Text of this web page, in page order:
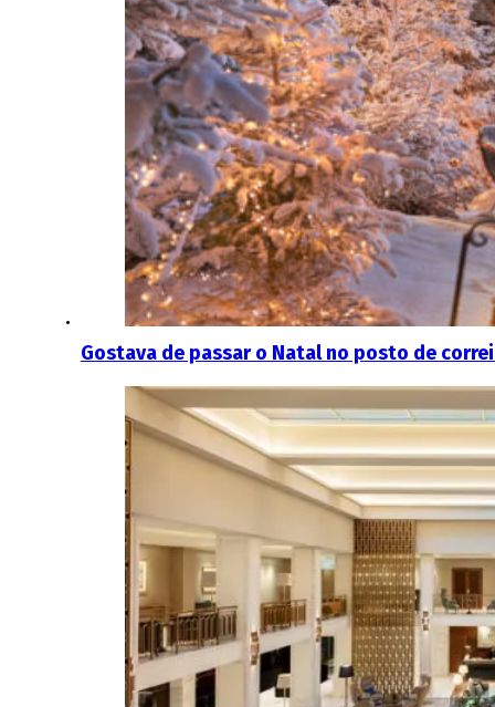
Gostava de passar o Natal no posto de